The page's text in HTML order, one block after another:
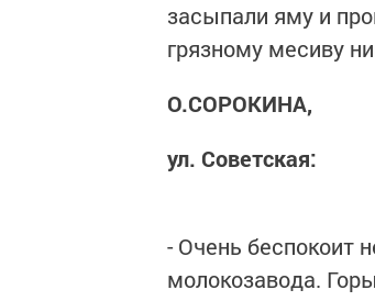
засыпали яму и
грязному месиву
О.СОРОКИНА,
ул. Советская:
- Очень беспокоит
молокозавода.